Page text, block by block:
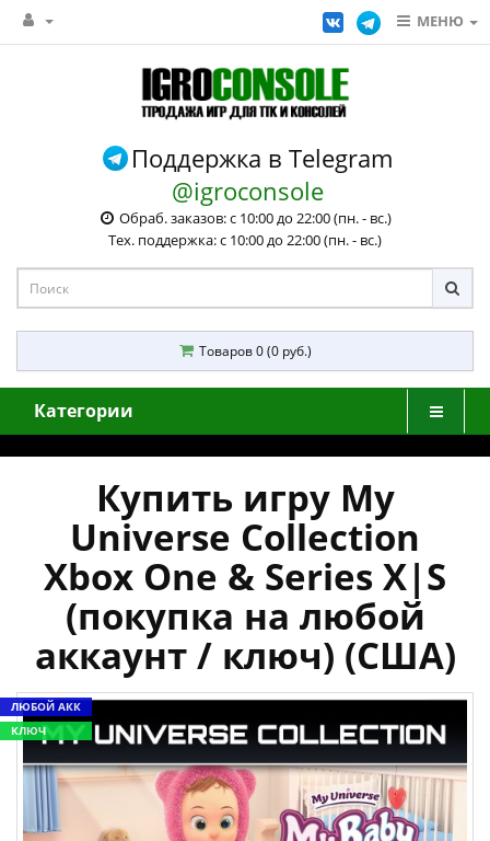
МЕНЮ
Поддержка в Telegram
@igroconsole
Обраб. заказов: с 10:00 до 22:00 (пн. - вс.)
Тех. поддержка: с 10:00 до 22:00 (пн. - вс.)
Товаров 0 (0 руб.)
Категории
Купить игру My
Universe Collection
Xbox One & Series X|S
(покупка на любой
аккаунт / ключ) (США)
ЛЮБОЙ АКК
КЛЮЧ